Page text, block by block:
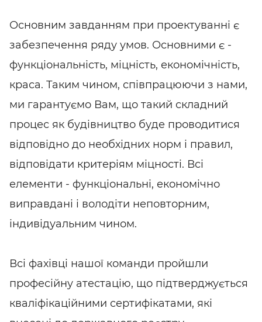
Основним завданням при проектуванні є
забезпечення ряду умов. Основними є -
функціональність, міцність, економічність,
краса. Таким чином, співпрацюючи з нами,
ми гарантуємо Вам, що такий складний
процес як будівництво буде проводитися
відповідно до необхідних норм і правил,
відповідати критеріям міцності. Всі
елементи - функціональні, економічно
виправдані і володіти неповторним,
індивідуальним чином.
Всі фахівці нашої команди пройшли
професійну атестацію, що підтверджується
кваліфікаційними сертифікатами, які